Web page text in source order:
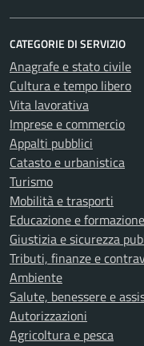
CATEGORIE DI SERVIZIO
Anagrafe e stato civile
Cultura e tempo libero
Vita lavorativa
Imprese e commercio
Appalti pubblici
Catasto e urbanistica
Turismo
Mobilità e trasporti
Educazione e formazione
Giustizia e sicurezza
Tributi, finanze e
Ambiente
Salute, benessere e
Autorizzazioni
Agricoltura e pesca